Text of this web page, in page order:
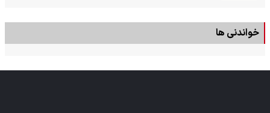
خواندنی ها